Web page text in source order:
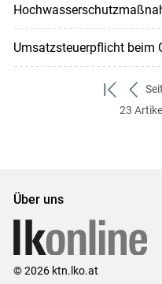
Umsatzsteuerpflicht beim
zum
ersten
zurück
zum
23
Über uns
© 2026 ktn.lko.at